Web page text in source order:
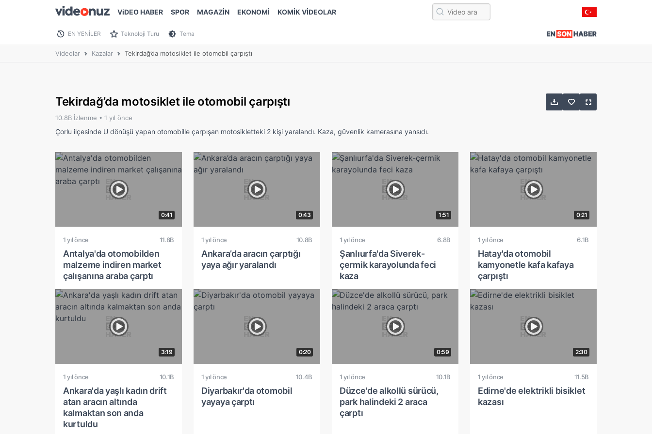
ViDEO HABER SPOR MAGAZİN EKONOMİ KOMİK VİDEOLAR
EN YENİLER Teknoloji Turu Tema
Videolar Kazalar Tekirdağ’da motosiklet ile otomobil çarpıştı
Tekirdağ’da motosiklet ile otomobil çarpıştı
10.8B İzlenme • 1 yıl önce
Çorlu ilçesinde U dönüşü yapan otomobille çarpışan motosikletteki 2 kişi yaralandı. Kaza, güvenlik kamerasına yansıdı.
0:41
1 yıl önce 11.8B
Antalya'da otomobilden
malzeme indiren market
çalışanına araba çarptı
0:43
1 yıl önce 10.8B
Ankara’da aracın çarptığı
yaya ağır yaralandı
1:51
1 yıl önce 6.8B
Şanlıurfa'da Siverek-
çermik karayolunda feci
kaza
0:21
1 yıl önce 6.1B
Hatay'da otomobil
kamyonetle kafa kafaya
çarpıştı
3:19
1 yıl önce 10.1B
Ankara'da yaşlı kadın drift
atan aracın altında
kalmaktan son anda
kurtuldu
0:20
1 yıl önce 10.4B
Diyarbakır'da otomobil
yayaya çarptı
0:59
1 yıl önce 10.1B
Düzce'de alkollü sürücü,
park halindeki 2 araca
çarptı
2:30
1 yıl önce 11.5B
Edirne'de elektrikli bisiklet
kazası